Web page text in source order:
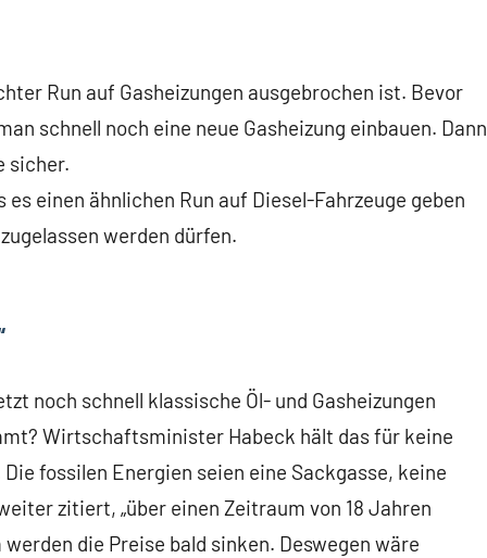
Run auf Gasheizungen ausgebrochen ist. Bevor
schnell noch eine neue Gasheizung einbauen. Dann
sicher.
einen ähnlichen Run auf Diesel-Fahrzeuge geben
werden dürfen.
noch schnell klassische Öl- und Gasheizungen
Wirtschaftsminister Habeck hält das für keine
fossilen Energien seien eine Sackgasse, keine
zitiert, „über einen Zeitraum von 18 Jahren
die Preise bald sinken. Deswegen wäre